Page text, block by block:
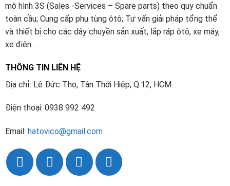
mô hình 3S (Sales -Services – Spare parts) theo quy chuẩn
toàn cầu; Cung cấp phụ tùng ôtô; Tư vấn giải pháp tổng thể
và thiết bị cho các dây chuyền sản xuất, lắp ráp ôtô, xe máy,
xe điện…
THÔNG TIN LIÊN HỆ
Địa chỉ: Lê Đức Thọ, Tân Thới Hiệp, Q.12, HCM
Điện thoại: 0938 992 492
Email: hatovico@gmail.com